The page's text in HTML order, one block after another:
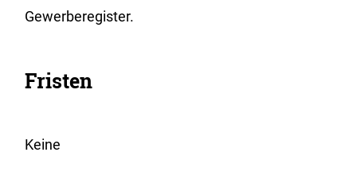
Gewerberegister.
Fristen
Keine